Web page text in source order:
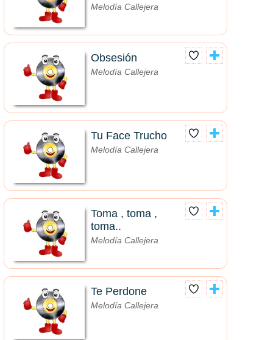
Melodía Callejera
Obsesión
Melodía Callejera
Tu Face Trucho
Melodía Callejera
Toma , toma ,
toma..
Melodía Callejera
Te Perdone
Melodía Callejera